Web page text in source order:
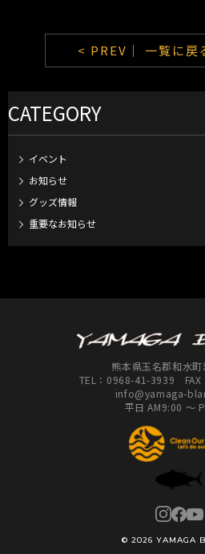
< PREV｜ 一覧に戻
CATEGORY
イベント
お知らせ
グッズ情報
重要なお知らせ
熊本県玉名郡和水
TEL： 0968-41-3939 FAX
info@yamaga-
平日 AM9:00 ～
© 2026 YAMAGA